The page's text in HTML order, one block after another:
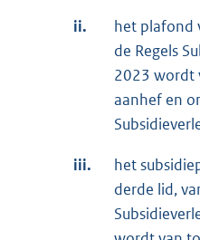
ii.
het plafond
de Regels
2023 wordt
aanhef en
iii.
het
derde lid,